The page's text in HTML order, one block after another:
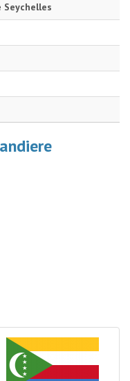
Seychelles